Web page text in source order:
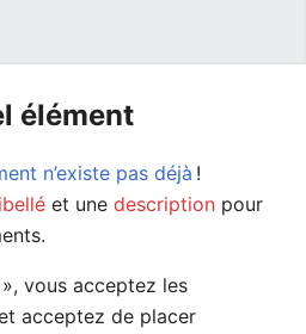
élément
n’existe pas déjà !
et une description pour
vous acceptez les
acceptez de placer